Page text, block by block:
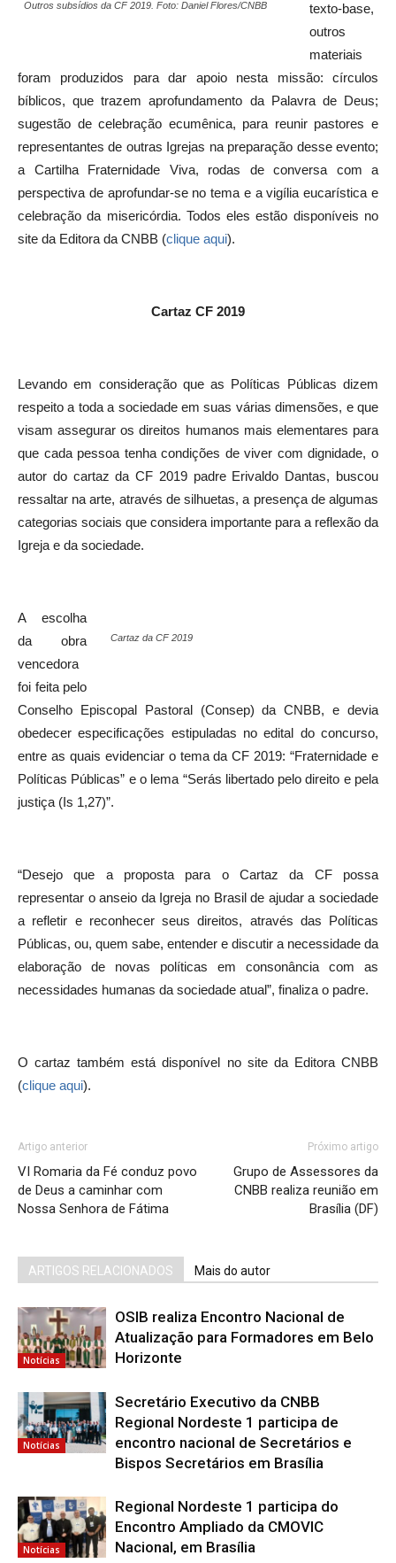
Outros subsídios da CF 2019. Foto: Daniel Flores/CNBB
texto-base,
outros
materiais
foram produzidos para dar apoio nesta missão: círculos
bíblicos, que trazem aprofundamento da Palavra de Deus;
sugestão de celebração ecumênica, para reunir pastores e
representantes de outras Igrejas na preparação desse evento;
a Cartilha Fraternidade Viva, rodas de conversa com a
perspectiva de aprofundar-se no tema e a vigília eucarística e
celebração da misericórdia. Todos eles estão disponíveis no
site da Editora da CNBB (clique aqui).
Cartaz CF 2019
Levando em consideração que as Políticas Públicas dizem
respeito a toda a sociedade em suas várias dimensões, e que
visam assegurar os direitos humanos mais elementares para
que cada pessoa tenha condições de viver com dignidade, o
autor do cartaz da CF 2019 padre Erivaldo Dantas, buscou
ressaltar na arte, através de silhuetas, a presença de algumas
categorias sociais que considera importante para a reflexão da
Igreja e da sociedade.
Cartaz da CF 2019
A escolha
da obra
vencedora
foi feita pelo
Conselho Episcopal Pastoral (Consep) da CNBB, e devia
obedecer especificações estipuladas no edital do concurso,
entre as quais evidenciar o tema da CF 2019: “Fraternidade e
Políticas Públicas” e o lema “Serás libertado pelo direito e pela
justiça (Is 1,27)”.
“Desejo que a proposta para o Cartaz da CF possa
representar o anseio da Igreja no Brasil de ajudar a sociedade
a refletir e reconhecer seus direitos, através das Políticas
Públicas, ou, quem sabe, entender e discutir a necessidade da
elaboração de novas políticas em consonância com as
necessidades humanas da sociedade atual”, finaliza o padre.
O cartaz também está disponível no site da Editora CNBB
(clique aqui).
Artigo anterior
VI Romaria da Fé conduz povo
de Deus a caminhar com
Nossa Senhora de Fátima
Próximo artigo
Grupo de Assessores da
CNBB realiza reunião em
Brasília (DF)
ARTIGOS RELACIONADOS Mais do autor
Notícias
OSIB realiza Encontro Nacional de
Atualização para Formadores em Belo
Horizonte
Notícias
Secretário Executivo da CNBB
Regional Nordeste 1 participa de
encontro nacional de Secretários e
Bispos Secretários em Brasília
Notícias
Regional Nordeste 1 participa do
Encontro Ampliado da CMOVIC
Nacional, em Brasília